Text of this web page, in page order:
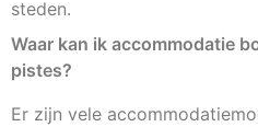
steden.
Waar kan ik accommodatie
pistes?
Er zijn vele